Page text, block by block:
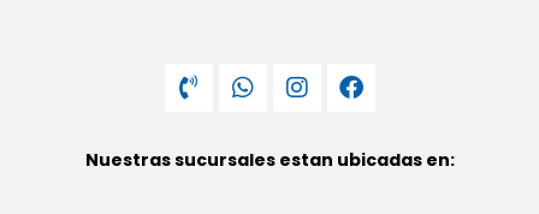
Nuestras sucursales estan ubicadas en: